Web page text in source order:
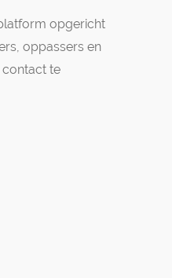
opgericht
oppassers en
te